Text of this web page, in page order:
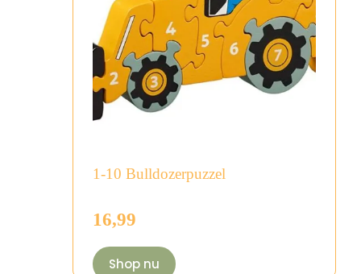
1-10 Bulldozerpuzzel
16,99
Shop nu